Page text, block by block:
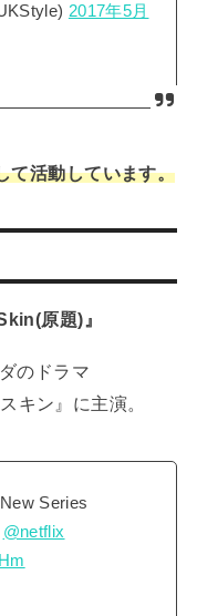
2017年5月
て活動しています。
原題)』
のドラマ
キン』に主演。
New Series
@netflix